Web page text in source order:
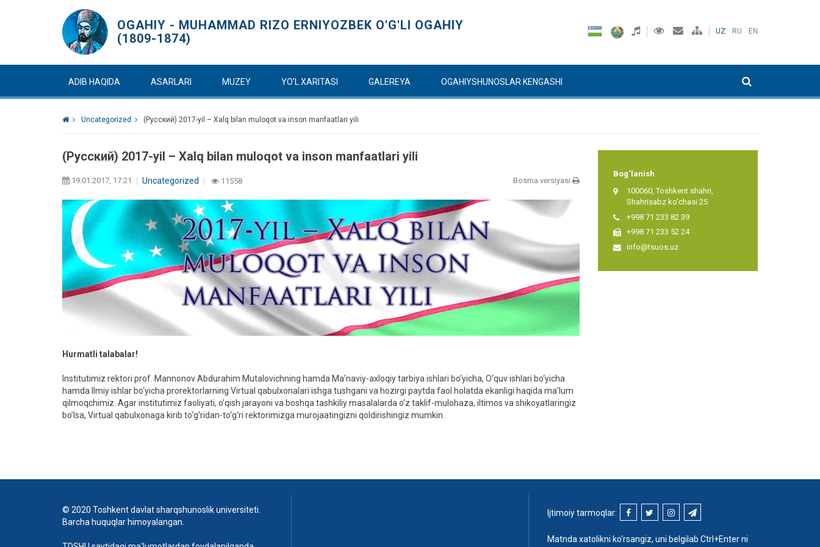
OGAHIY - MUHAMMAD RIZO ERNIYOZBEK O'G'LI OGAHIY
(1809-1874)
UZ RU EN
ADIB HAQIDA ASARLARI MUZEY YO'L XARITASI GALEREYA OGAHIYSHUNOSLAR KENGASHI
Uncategorized (Русский) 2017-yil – Xalq bilan muloqot va inson manfaatlari yili
(Русский) 2017-yil – Xalq bilan muloqot va inson manfaatlari yili
19.01.2017, 17:21 Uncategorized 11558 Bosma versiyasi
Hurmatli talabalar!
Institutimiz rektori prof. Mannonov Abdurahim Mutalovichning hamda Ma’naviy-axloqiy tarbiya ishlari bo‘yicha, O‘quv ishlari bo‘yicha
hamda Ilmiy ishlar bo‘yicha prorektorlarning Virtual qabulxonalari ishga tushgani va hozirgi paytda faol holatda ekanligi haqida ma’lum
qilmoqchimiz. Agar institutimiz faoliyati, o’qish jarayoni va boshqa tashkiliy masalalarda o’z taklif-mulohaza, iltimos va shikoyatlaringiz
bo’lsa, Virtual qabulxonaga kirib to‘g‘ridan-to‘g‘ri rektorimizga murojaatingizni qoldirishingiz mumkin.
Bog‘lanish
100060, Toshkent shahri,
Shahrisabz ko‘chasi 25
+998 71 233 82 39
+998 71 233 52 24
info@tsuos.uz
© 2020 Toshkent davlat sharqshunoslik universiteti.
Barcha huquqlar himoyalangan.
Ijtimoiy tarmoqlar:
Matnda xatolikni ko‘rsangiz, uni belgilab Ctrl+Enter ni